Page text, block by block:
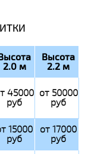
2.0 м
Высота
2.2 м
45000
руб
от 50000
руб
15000
руб
от 17000
руб